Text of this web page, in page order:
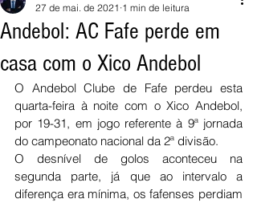
Andebol: AC Fafe perde em
casa com o Xico Andebol
27 de mai. de 2021 1 min de leitura
O Andebol Clube de Fafe perdeu esta
quarta-feira à noite com o Xico Andebol,
por 19-31, em jogo referente à 9ª jornada
do campeonato nacional da 2ª divisão.
O desnível de golos aconteceu na
segunda parte, já que ao intervalo a
diferença era mínima, os fafenses perdiam